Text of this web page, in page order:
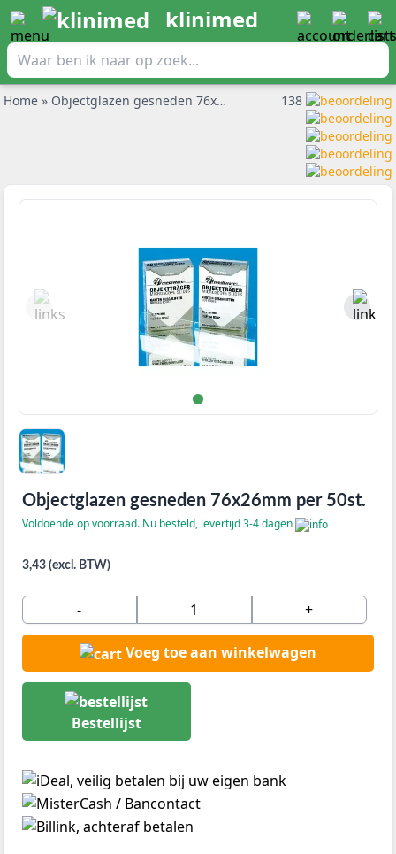
klinimed
Home » Objectglazen gesneden 76x26mm per 50st. 138
Objectglazen gesneden 76x26mm per 50st.
Voldoende op voorraad. Nu besteld, levertijd 3-4 dagen
3,43 (excl. BTW)
- +
Voeg toe aan winkelwagen
Bestellijst